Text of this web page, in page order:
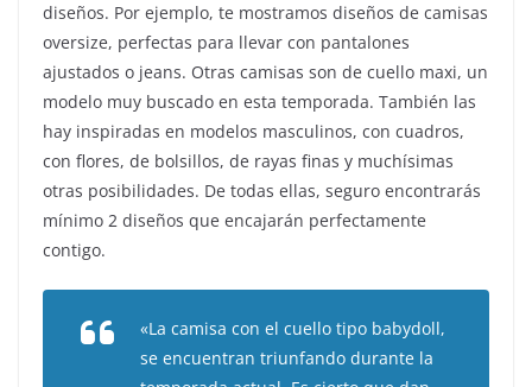
diseños. Por ejemplo, te mostramos diseños de camisas
oversize, perfectas para llevar con pantalones
ajustados o jeans. Otras camisas son de cuello maxi, un
modelo muy buscado en esta temporada. También las
hay inspiradas en modelos masculinos, con cuadros,
con flores, de bolsillos, de rayas finas y muchísimas
otras posibilidades. De todas ellas, seguro encontrarás
mínimo 2 diseños que encajarán perfectamente
contigo.
«La camisa con el cuello tipo babydoll,
se encuentran triunfando durante la